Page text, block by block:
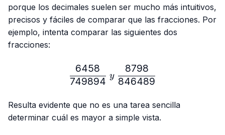
porque los decimales suelen ser mucho más intuitivos,
precisos y fáciles de comparar que las fracciones. Por
ejemplo, intenta comparar las siguientes dos
fracciones:
\frac{6458}{749894} \
749894
6458
y 846489
8798
Resulta evidente que no es una tarea sencilla
determinar cuál es mayor a simple vista.